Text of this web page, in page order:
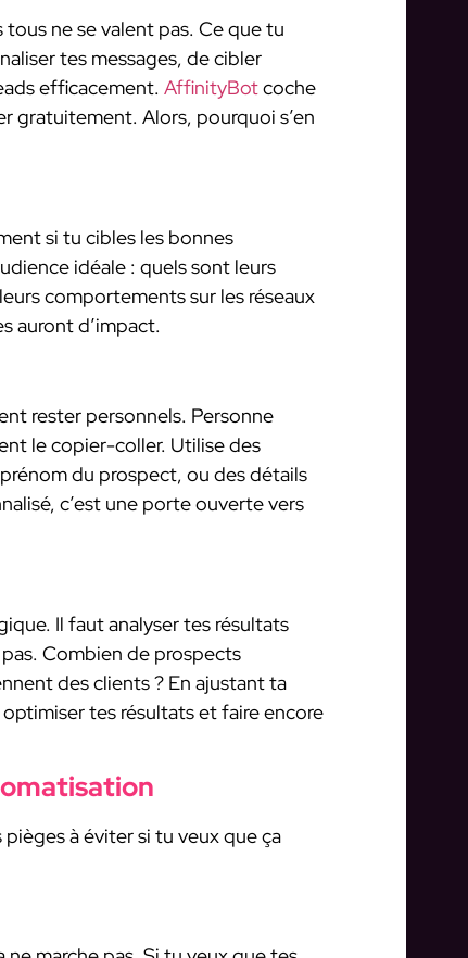
tous ne se valent pas. Ce que tu
tes messages, de cibler
efficacement. AffinityBotcoche
gratuitement. Alors, pourquoi s’en
si tu cibles les bonnes
idéale : quels sont leurs
comportements sur les réseaux
auront d’impact.
rester personnels. Personne
le copier-coller. Utilise des
du prospect, ou des détails
c’est une porte ouverte vers
Il faut analyser tes résultats
Combien de prospects
des clients ? En ajustant ta
tes résultats et faire encore
pièges à éviter si tu veux que ça